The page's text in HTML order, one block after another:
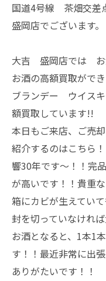
国道4号線 茶畑交差
盛岡店でございます。
大吉 盛岡店では お
お酒の高額買取がで
ブランデー ウイス
額買取しています!!
本日もご来店、ご売
紹介するのはこちら！
響30年です～！！完
が高いです！！貴重
箱にカビが生えてい
封を切っていなけれ
お酒となると、1本1
す！！最近非常に出
ありがたいです！！